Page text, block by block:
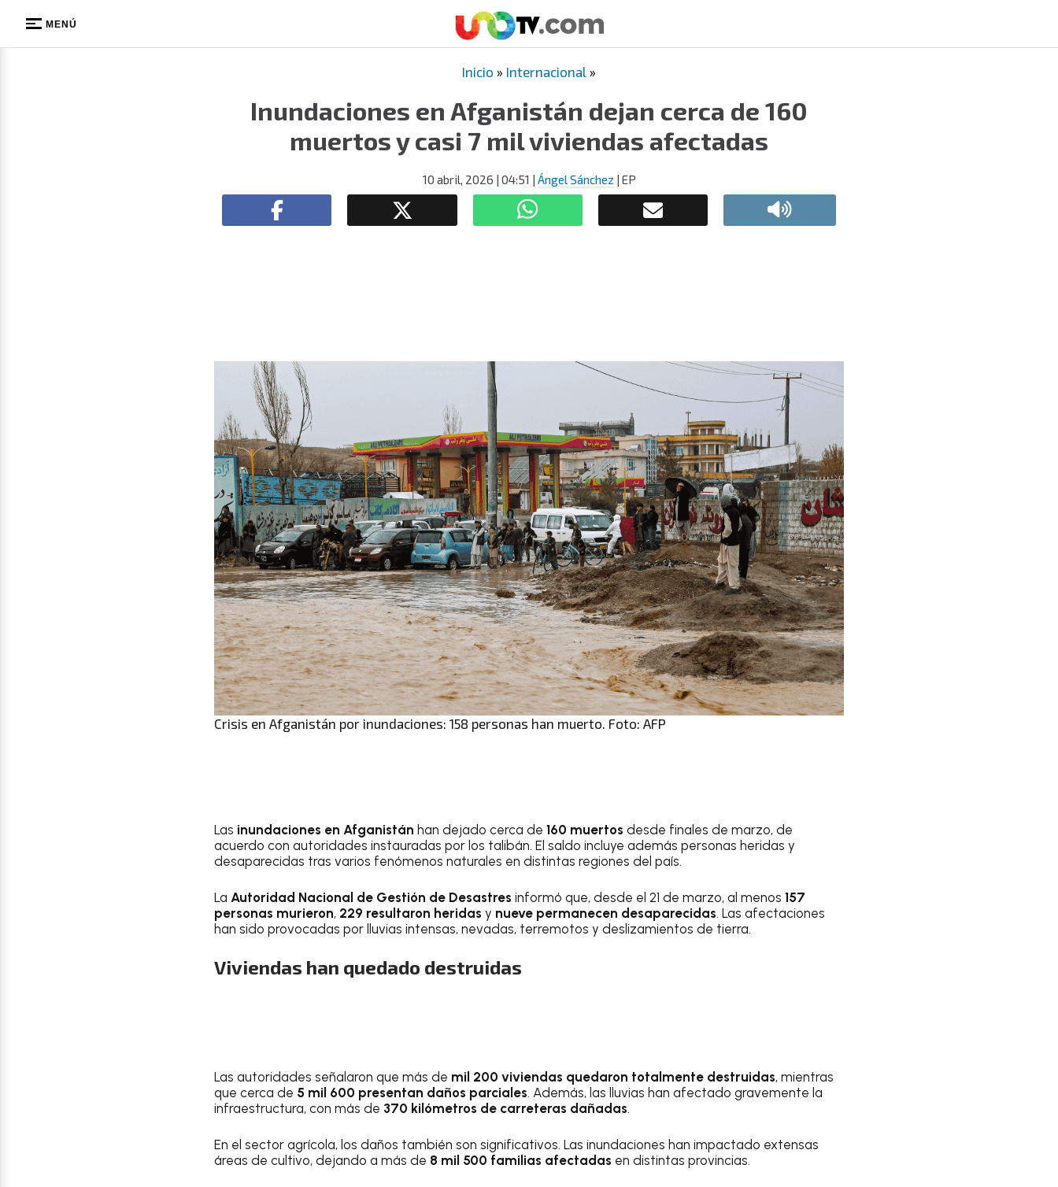
MENÚ
Inicio » Internacional »
Inundaciones en Afganistán dejan cerca de 160
muertos y casi 7 mil viviendas afectadas
10 abril, 2026 | 04:51 | Ángel Sánchez | EP
Crisis en Afganistán por inundaciones: 158 personas han muerto. Foto: AFP
Las inundaciones en Afganistán han dejado cerca de 160 muertos desde finales de marzo, de
acuerdo con autoridades instauradas por los talibán. El saldo incluye además personas heridas y
desaparecidas tras varios fenómenos naturales en distintas regiones del país.
La Autoridad Nacional de Gestión de Desastres informó que, desde el 21 de marzo, al menos 157
personas murieron, 229 resultaron heridas y nueve permanecen desaparecidas. Las afectaciones
han sido provocadas por lluvias intensas, nevadas, terremotos y deslizamientos de tierra.
Viviendas han quedado destruidas
Las autoridades señalaron que más de mil 200 viviendas quedaron totalmente destruidas, mientras
que cerca de 5 mil 600 presentan daños parciales. Además, las lluvias han afectado gravemente la
infraestructura, con más de 370 kilómetros de carreteras dañadas.
En el sector agrícola, los daños también son significativos. Las inundaciones han impactado extensas
áreas de cultivo, dejando a más de 8 mil 500 familias afectadas en distintas provincias.